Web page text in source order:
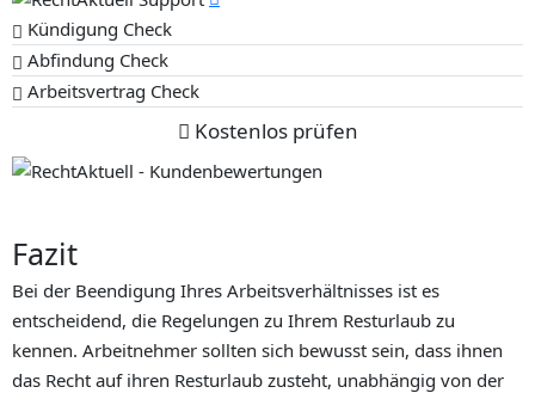
Kündigung Check
Abfindung Check
Arbeitsvertrag Check
Kostenlos prüfen
Fazit
Bei der Beendigung Ihres Arbeitsverhältnisses ist es
entscheidend, die Regelungen zu Ihrem Resturlaub zu
kennen. Arbeitnehmer sollten sich bewusst sein, dass ihnen
das Recht auf ihren Resturlaub zusteht, unabhängig von der